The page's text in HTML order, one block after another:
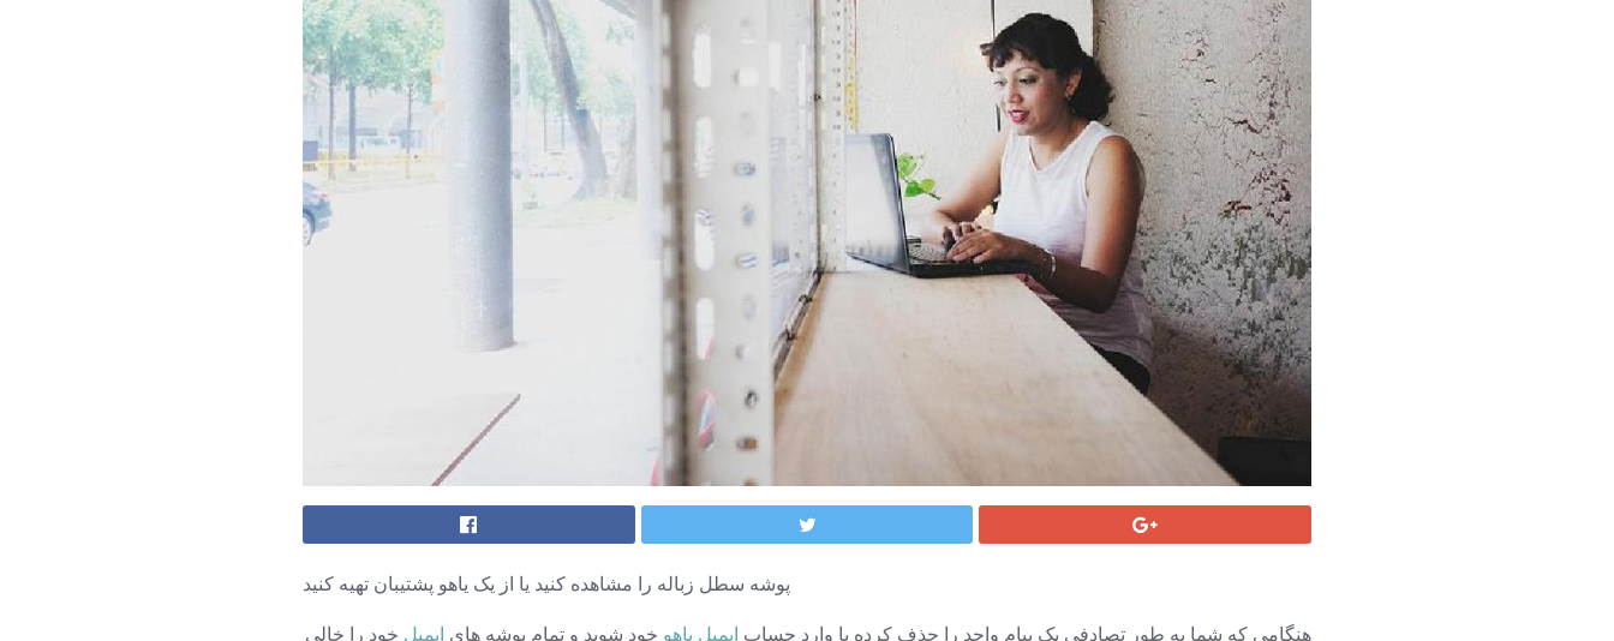
پوشه سطل زباله را مشاهده کنید یا از یک یاهو پشتیبان تهیه کنید
هنگامی که شما به طور تصادفی یک پیام واحد را حذف کرده یا وارد حساب ایمیل یاهو خود شوید و تمام پوشه های ایمیل خود را خالی